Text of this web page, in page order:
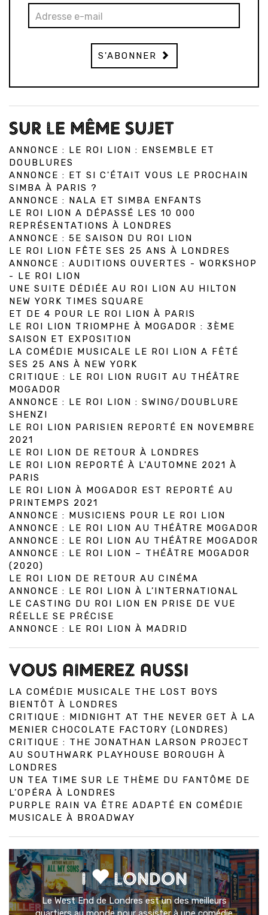
S'ABONNER
SUR LE MÊME SUJET
ANNONCE : LE ROI LION : ENSEMBLE ET
DOUBLURES
ANNONCE : ET SI C'ÉTAIT VOUS LE PROCHAIN
SIMBA À PARIS ?
ANNONCE : NALA ET SIMBA ENFANTS
LE ROI LION A DÉPASSÉ LES 10 000
REPRÉSENTATIONS À LONDRES
ANNONCE : 5E SAISON DU ROI LION
LE ROI LION FÊTE SES 25 ANS À LONDRES
ANNONCE : AUDITIONS OUVERTES - WORKSHOP
- LE ROI LION
UNE SUITE DÉDIÉE AU ROI LION AU HILTON
NEW YORK TIMES SQUARE
ET DE 4 POUR LE ROI LION À PARIS
LE ROI LION TRIOMPHE À MOGADOR : 3ÈME
SAISON ET EXPOSITION
LA COMÉDIE MUSICALE LE ROI LION A FÊTÉ
SES 25 ANS À NEW YORK
CRITIQUE : LE ROI LION RUGIT AU THÉÂTRE
MOGADOR
ANNONCE : LE ROI LION : SWING/DOUBLURE
SHENZI
LE ROI LION PARISIEN REPORTÉ EN NOVEMBRE
2021
LE ROI LION DE RETOUR À LONDRES
LE ROI LION REPORTÉ À L'AUTOMNE 2021 À
PARIS
LE ROI LION À MOGADOR EST REPORTÉ AU
PRINTEMPS 2021
ANNONCE : MUSICIENS POUR LE ROI LION
ANNONCE : LE ROI LION AU THÉÂTRE MOGADOR
ANNONCE : LE ROI LION AU THÉÂTRE MOGADOR
ANNONCE : LE ROI LION – THÉÂTRE MOGADOR
(2020)
LE ROI LION DE RETOUR AU CINÉMA
ANNONCE : LE ROI LION À L’INTERNATIONAL
LE CASTING DU ROI LION EN PRISE DE VUE
RÉELLE SE PRÉCISE
ANNONCE : LE ROI LION À MADRID
VOUS AIMEREZ AUSSI
LA COMÉDIE MUSICALE THE LOST BOYS
BIENTÔT À LONDRES
CRITIQUE : MIDNIGHT AT THE NEVER GET À LA
MENIER CHOCOLATE FACTORY (LONDRES)
CRITIQUE : THE JONATHAN LARSON PROJECT
AU SOUTHWARK PLAYHOUSE BOROUGH À
LONDRES
UN TEA TIME SUR LE THÈME DU FANTÔME DE
L’OPÉRA À LONDRES
PURPLE RAIN VA ÊTRE ADAPTÉ EN COMÉDIE
MUSICALE À BROADWAY
I LONDON
Le West End de Londres est un des meilleurs